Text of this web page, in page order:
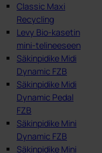
Classic Maxi
Recycling
Levy Bio-kasetin
mini-telineeseen
Säkinpidike Midi
Dynamic FZB
Säkinpidike Midi
Dynamic Pedal
FZB
Säkinpidike Mini
Dynamic FZB
Säkinpidike Mini